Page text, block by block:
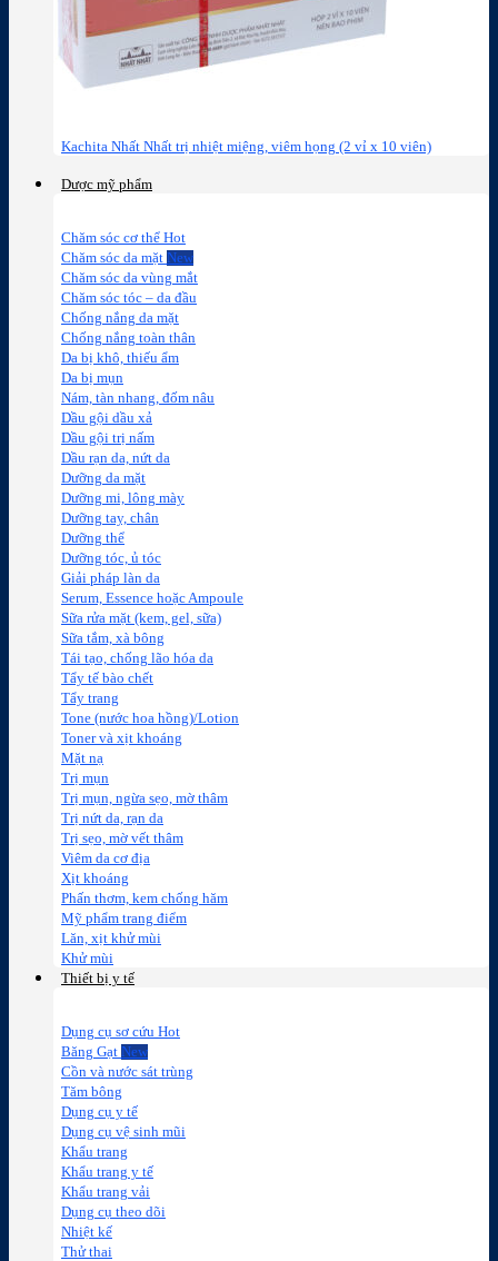
Kachita Nhất Nhất trị nhiệt miệng, viêm họng (2 vỉ x 10 viên)
Dược mỹ phẩm
Chăm sóc cơ thể
Chăm sóc da mặt
Chăm sóc da vùng mắt
Chăm sóc tóc – da đầu
Chống nắng da mặt
Chống nắng toàn thân
Da bị khô, thiếu ẩm
Da bị mụn
Nám, tàn nhang, đốm nâu
Dầu gội dầu xả
Dầu gội trị nấm
Dầu rạn da, nứt da
Dưỡng da mặt
Dưỡng mi, lông mày
Dưỡng tay, chân
Dưỡng thể
Dưỡng tóc, ủ tóc
Giải pháp làn da
Serum, Essence hoặc Ampoule
Sữa rửa mặt (kem, gel, sữa)
Sữa tắm, xà bông
Tái tạo, chống lão hóa da
Tẩy tế bào chết
Tẩy trang
Tone (nước hoa hồng)/Lotion
Toner và xịt khoáng
Mặt nạ
Trị mụn
Trị mụn, ngừa sẹo, mờ thâm
Trị nứt da, rạn da
Trị sẹo, mờ vết thâm
Viêm da cơ địa
Xịt khoáng
Phấn thơm, kem chống hăm
Mỹ phẩm trang điểm
Lăn, xịt khử mùi
Khử mùi
Thiết bị y tế
Dụng cụ sơ cứu
Băng Gạt
Cồn và nước sát trùng
Tăm bông
Dụng cụ y tế
Dụng cụ vệ sinh mũi
Khẩu trang
Khẩu trang y tế
Khẩu trang vải
Dụng cụ theo dõi
Nhiệt kế
Thử thai